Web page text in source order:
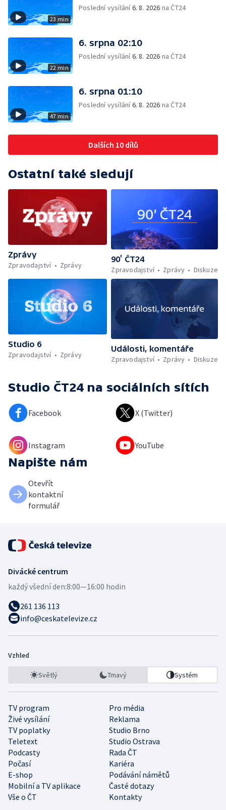
23 min
Poslední vysílání6. 8. 2026 na ČT24
22 min
6. srpna 02:10
Poslední vysílání6. 8. 2026 na ČT24
47 min
6. srpna 01:10
Poslední vysílání6. 8. 2026 na ČT24
Dalších 10 dílů
Ostatní také sledují
Zprávy
Zpravodajství
Zprávy
90’ ČT24
Zpravodajství
Zprávy Diskuze
Studio 6
Zpravodajství
Zprávy
Události, komentáře
Zpravodajství
Zprávy Diskuze
Studio ČT24 na sociálních sítích
Facebook X (Twitter)
Instagram YouTube
Napište nám
Otevřít
kontaktní
formulář
Divácké centrum
každý všední den:8:00—16:00 hodin
261 136 113
info@ceskatelevize.cz
Vzhled
Světlý Tmavý Systém
TV program
Pro média
Živé vysílání
Reklama
TV poplatky
Studio Brno
Teletext
Studio Ostrava
Podcasty
Rada ČT
Počasí
Kariéra
E-shop
Podávání námětů
Mobilní a TV aplikace
Časté dotazy
Vše o ČT
Kontakty